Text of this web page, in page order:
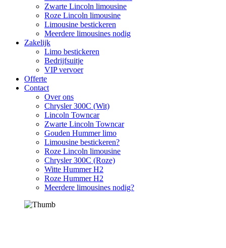
Zwarte Lincoln limousine
Roze Lincoln limousine
Limousine bestickeren
Meerdere limousines nodig
Zakelijk
Limo bestickeren
Bedrijfsuitje
VIP vervoer
Offerte
Contact
Over ons
Chrysler 300C (Wit)
Lincoln Towncar
Zwarte Lincoln Towncar
Gouden Hummer limo
Limousine bestickeren?
Roze Lincoln limousine
Chrysler 300C (Roze)
Witte Hummer H2
Roze Hummer H2
Meerdere limousines nodig?